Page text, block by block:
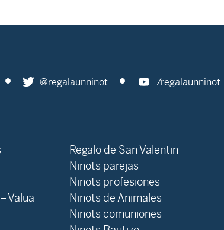
@regalaunninot /regalaunninot
Valua
Regalo de San Valentin
Ninots parejas
Ninots profesiones
Ninots de Animales
Ninots comuniones